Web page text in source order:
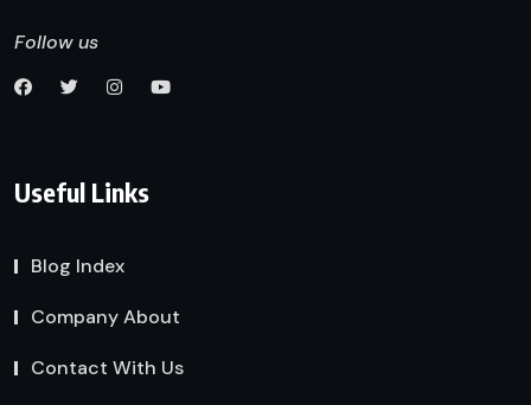
Follow us
Useful Links
Blog Index
Company About
Contact With Us